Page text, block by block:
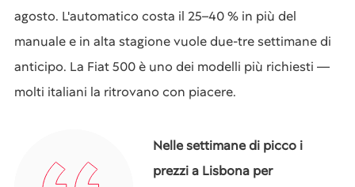
agosto. L'automatico costa il 25–40 % in più del
manuale e in alta stagione vuole due-tre settimane di
anticipo. La Fiat 500 è uno dei modelli più richiesti —
molti italiani la ritrovano con piacere.
Nelle settimane di picco i
prezzi a Lisbona per